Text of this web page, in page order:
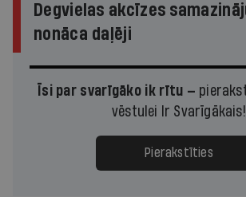
Degvielas akcīzes
nonāca daļēji
Īsi par svarīgāko ik rītu —
vēstulei Ir Svarīgākais!
Pierakstīties